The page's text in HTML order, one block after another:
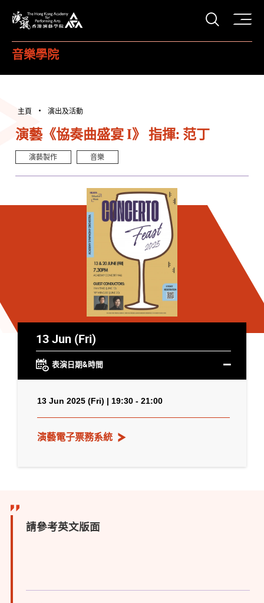
打開
音樂學院
主頁 演出及活動
演藝《協奏曲盛宴 I》 指揮: 范丁
演藝製作 音樂
13 Jun (Fri)
表演日期&時間
13 Jun 2025 (Fri) | 19:30 - 21:00
演藝電子票務系統
請參考英文版面